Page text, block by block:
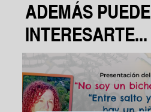
ADEMÁS PUEDE
INTERESARTE...